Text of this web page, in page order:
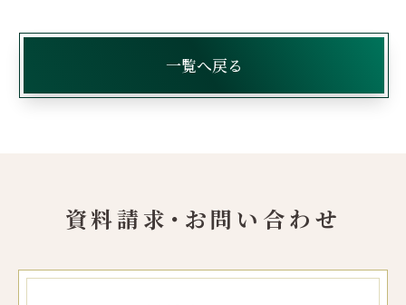
一覧へ戻る
資料請求・お問い合わせ